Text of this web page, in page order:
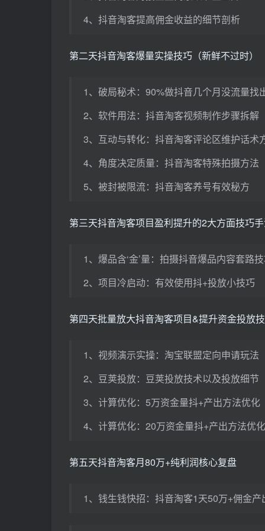
4、抖音淘客提高佣金收益的细节剖析
第二天抖音淘客爆量实操技巧（新鲜不过时）
1、破局秘术：90%做抖音几个月没流量找
2、软件用法：抖音淘客视频制作步骤拆解
3、互动与转化：抖音淘客评论区维护话术
4、角度决定质量：抖音淘客特殊拍摄方法
5、被封被限流：抖音淘客养号有效秘方
第三天抖音淘客项目盈利提升的2大方面技巧
1、爆品含‘金’量：拍摄抖音爆品内容套路
2、项目冷启动：有效使用抖+投放小技巧
第四天批量放大抖音淘客项目&提升资金投放
1、视频演示实操：淘宝联盟定向申请玩法
2、豆荚投放：豆荚投放技术以及投放细节
3、计算优化：5万资金量抖+产出方法优化
4、计算优化：20万资金量抖+产出方法优化
第五天抖音淘客月80万+纯利润核心复盘
1、钱生钱快招：抖音淘客1天50万+佣金产